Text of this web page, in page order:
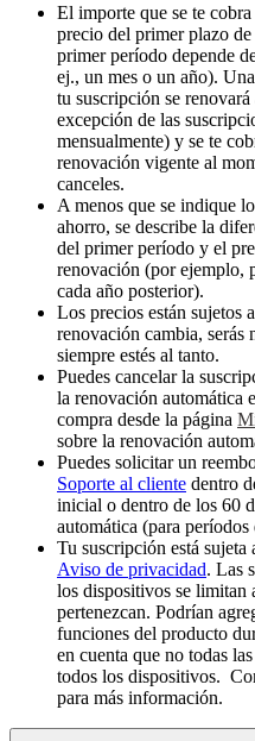
El importe que se te
precio del primer plazo
primer período depende
ej., un mes o un año).
tu suscripción se
excepción de las
mensualmente) y se te
renovación vigente al
canceles.
A menos que se indique
ahorro, se describe la
del primer período y el
renovación (por ejemplo,
cada año posterior).
Los precios están sujetos
renovación cambia,
siempre estés al tanto.
Puedes cancelar la
la renovación automática
compra desde la página
sobre la renovación
Puedes solicitar un
Soporte al cliente dentro
inicial o dentro de los 60
automática (para períodos
Tu suscripción está sujeta
Aviso de privacidad. Las
los dispositivos se limitan
pertenezcan. Podrían
funciones del producto
en cuenta que no todas
todos los dispositivos.
para más información.